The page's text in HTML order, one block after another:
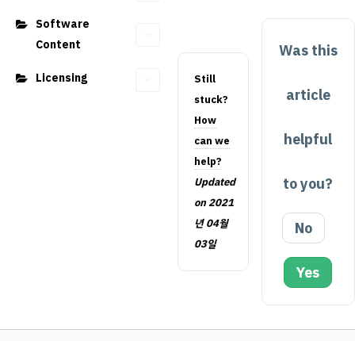
Software
Content
Licensing
Still
stuck?
How
can we
help?
Updated
on 2021
년 04월
03일
Was this
article
helpful
to you?
No
Yes